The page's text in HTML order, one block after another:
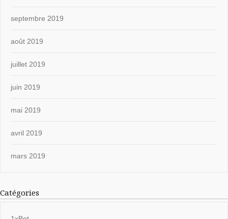
septembre 2019
août 2019
juillet 2019
juin 2019
mai 2019
avril 2019
mars 2019
Catégories